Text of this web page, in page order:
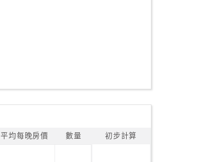
平均每晚房價 數量 初步計算